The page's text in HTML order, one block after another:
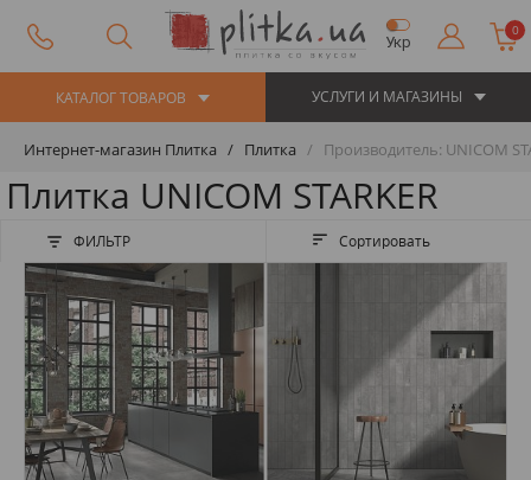
Укр
0
КАТАЛОГ ТОВАРОВ УСЛУГИ И МАГАЗИНЫ
Интернет-магазин Плитка Плитка Производитель: UNICOM
Плитка UNICOM STARKER
ФИЛЬТР Сортировать